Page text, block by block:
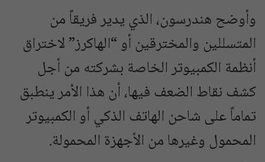
وأوضح هندرسون، الذي يدير فريقاً من
المتسللين والمخترقين أو “الهاكرز” لاختراق
أنظمة الكمبيوتر الخاصة بشركته من أجل
كشف نقاط الضعف فيها، أن هذا الأمر ينطبق
تماماً على شاحن الهاتف الذكي أو الكمبيوتر
المحمول وغيرها من الأجهزة المحمولة.